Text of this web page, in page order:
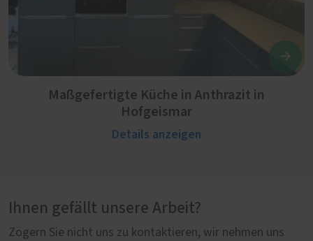
Maßgefertigte Küche in Anthrazit in
Hofgeismar
Details anzeigen
Ihnen gefällt unsere Arbeit?
Zögern Sie nicht uns zu kontaktieren, wir nehmen uns